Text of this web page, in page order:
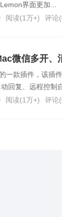
界面更加...
阅读(1万+) 评论(
微信多开
一款插件，该插
回复、远程控制
阅读(1万+) 评论(